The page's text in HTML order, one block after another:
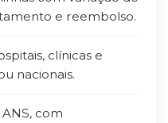
e reembolso.
clínicas e
nacionais.
com